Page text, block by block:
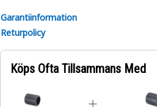
Garantiinformation
Returpolicy
Köps Ofta Tillsammans Med